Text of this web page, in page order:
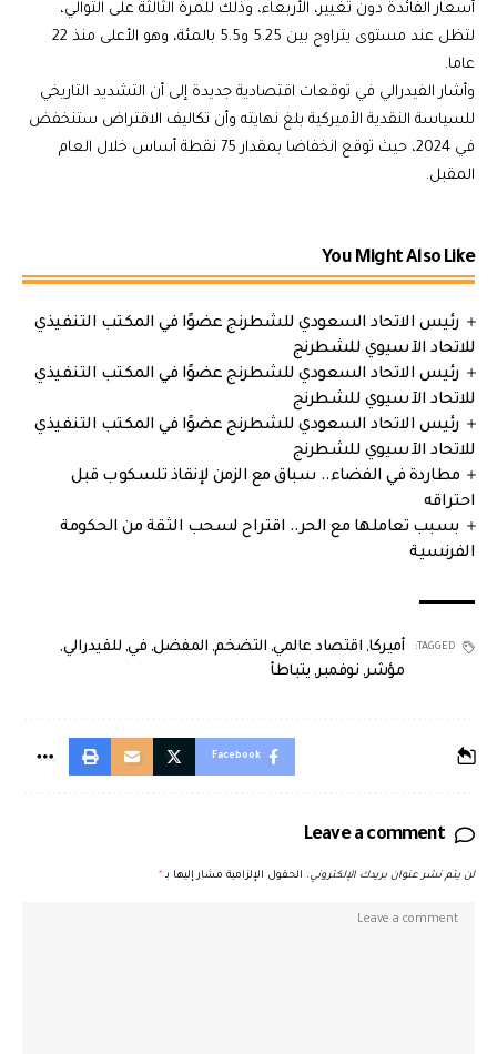
أسعار الفائدة دون تغيير، الأربعاء، وذلك للمرة الثالثة على التوالي،
لتظل عند مستوى يتراوح بين 5.25 و5.5 بالمئة، وهو الأعلى منذ 22
عاما.
وأشار الفيدرالي في توقعات اقتصادية جديدة إلى أن التشديد التاريخي
للسياسة النقدية الأميركية بلغ نهايته وأن تكاليف الاقتراض ستنخفض
في 2024، حيث توقع انخفاضا بمقدار 75 نقطة أساس خلال العام
المقبل.
You Might Also Like
رئيس الاتحاد السعودي للشطرنج عضوًا في المكتب التنفيذي
للاتحاد الآسيوي للشطرنج
رئيس الاتحاد السعودي للشطرنج عضوًا في المكتب التنفيذي
للاتحاد الآسيوي للشطرنج
رئيس الاتحاد السعودي للشطرنج عضوًا في المكتب التنفيذي
للاتحاد الآسيوي للشطرنج
مطاردة في الفضاء.. سباق مع الزمن لإنقاذ تلسكوب قبل
احتراقه
بسبب تعاملها مع الحر.. اقتراح لسحب الثقة من الحكومة
الفرنسية
TAGGED: أميركا, اقتصاد عالمي, التضخم, المفضل, في, للفيدرالي,
مؤشر, نوفمبر, يتباطأ
Facebook
Leave a comment
لن يتم نشر عنوان بريدك الإلكتروني. الحقول الإلزامية مشار إليها بـ *